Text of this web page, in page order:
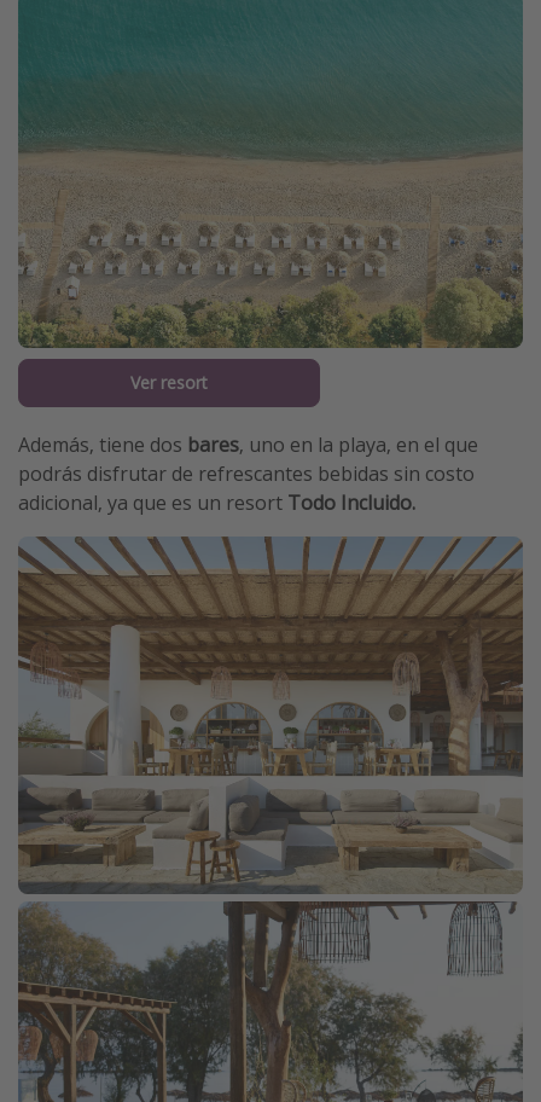
Ver resort
Además, tiene dos bares, uno en la playa, en el que
podrás disfrutar de refrescantes bebidas sin costo
adicional, ya que es un resort Todo Incluido.